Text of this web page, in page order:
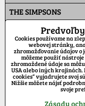
THE SIMPSONS
PAT A MAT
MASKÁČ
ŠILTOVKY
TEPLÁKY
Cookies používame na
webovej stránky,
zhromažďovanie údajov o
môžeme použiť
zhromaždené údaje sa
USA alebo iných
cookies“ vyjadrujete svoj
Nižšie môžete nájsť
svoje
Zásady